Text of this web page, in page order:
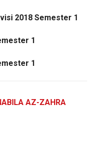
2018 Semester 1
1
1
AZ-ZAHRA